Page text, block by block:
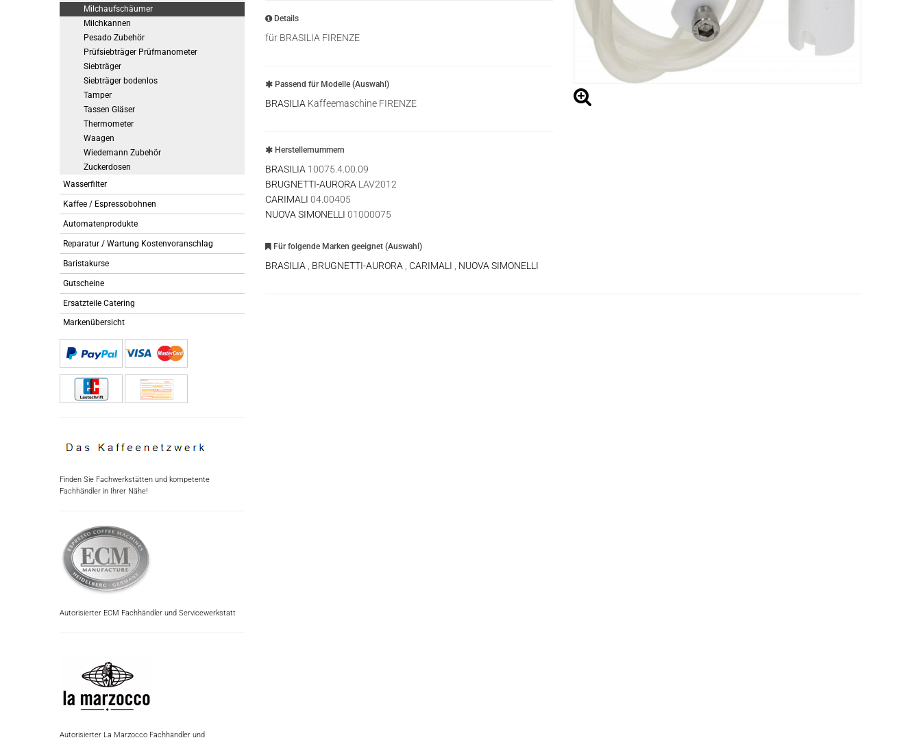
Milchaufschäumer
Milchkannen
Pesado Zubehör
Prüfsiebträger Prüfmanometer
Siebträger
Siebträger bodenlos
Tamper
Tassen Gläser
Thermometer
Waagen
Wiedemann Zubehör
Zuckerdosen
Wasserfilter
Kaffee / Espressobohnen
Automatenprodukte
Reparatur / Wartung Kostenvoranschlag
Baristakurse
Gutscheine
Ersatzteile Catering
Markenübersicht
Finden Sie Fachwerkstätten und kompetente
Fachhändler in Ihrer Nähe!
Autorisierter ECM Fachhändler und Servicewerkstatt
Autorisierter La Marzocco Fachhändler und
Details
für BRASILIA FIRENZE
Passend für Modelle (Auswahl)
BRASILIA Kaffeemaschine FIRENZE
Herstellernummern
BRASILIA 10075.4.00.09
BRUGNETTI-AURORA LAV2012
CARIMALI 04.00405
NUOVA SIMONELLI 01000075
Für folgende Marken geeignet (Auswahl)
BRASILIA BRUGNETTI-AURORA CARIMALI NUOVA SIMONELLI